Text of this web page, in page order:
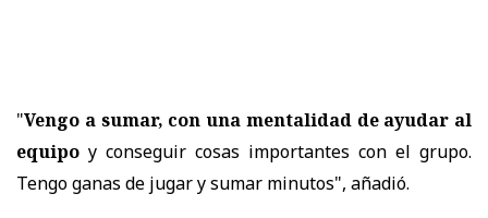
"Vengo a sumar, con una mentalidad de ayudar al
equipo y conseguir cosas importantes con el grupo.
Tengo ganas de jugar y sumar minutos", añadió.